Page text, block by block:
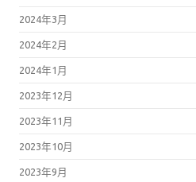
2024年3月
2024年2月
2024年1月
2023年12月
2023年11月
2023年10月
2023年9月